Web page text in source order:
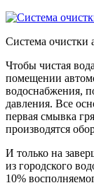
Система очистки
Чтобы чистая
помещении
водоснабжения,
давления. Все
первая смывка
производятся
И только на
из городского
10%